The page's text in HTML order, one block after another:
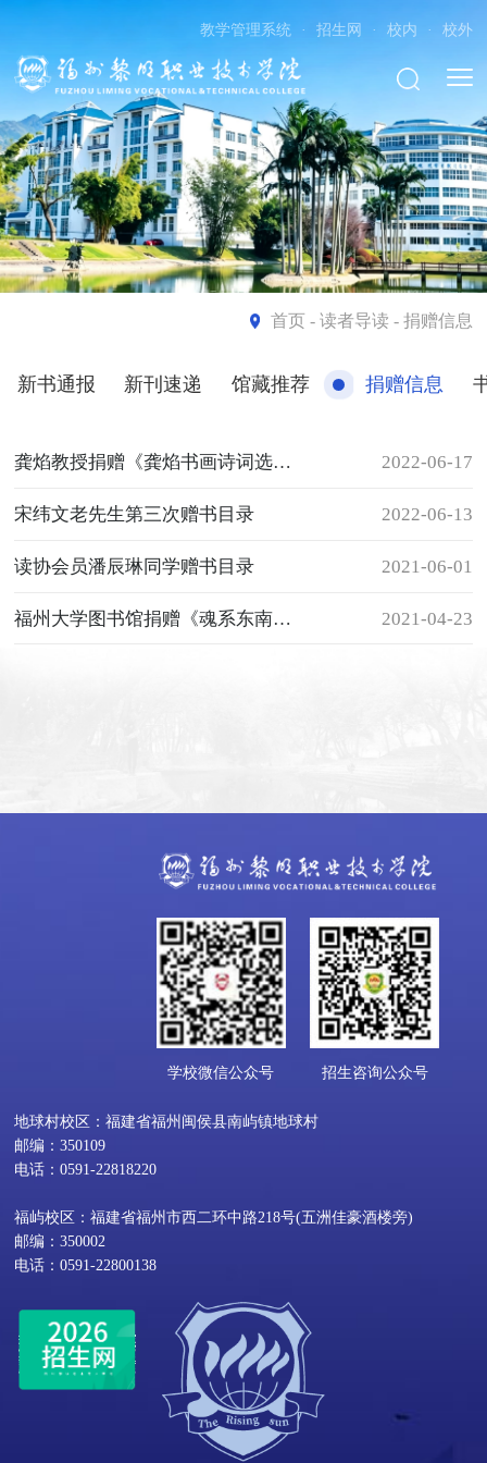
教学管理系统 · 招生网 · 校内 · 校外
首页- 读者导读 - 捐赠信息
新书通报 新刊速递 馆藏推荐 捐赠信息
龚焰教授捐赠《龚焰书画诗词选集》 2022-06-17
宋纬文老先生第三次赠书目录 2022-06-13
读协会员潘辰琳同学赠书目录 2021-06-01
福州大学图书馆捐赠《魂系东南强校》 2021-04-23
学校微信公众号 招生咨询公众号
地球村校区：福建省福州闽侯县南屿镇地球村
邮编：350109
电话：0591-22818220
福屿校区：福建省福州市西二环中路218号(五洲佳豪酒楼旁)
邮编：350002
电话：0591-22800138